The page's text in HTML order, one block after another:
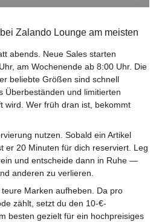
Zalando Lounge am meisten
abends. Neue Sales starten
am Wochenende ab 8:00 Uhr. Die
beliebte Größen sind schnell
Überbeständen und limitierten
wird. Wer früh dran ist, bekommt
nutzen. Sobald ein Artikel
er 20 Minuten für dich reserviert. Leg
und entscheide dann in Ruhe —
anderen zu verlieren.
Marken aufheben. Da pro
zählt, setzt du den 10-€-
besten gezielt für ein hochpreisiges